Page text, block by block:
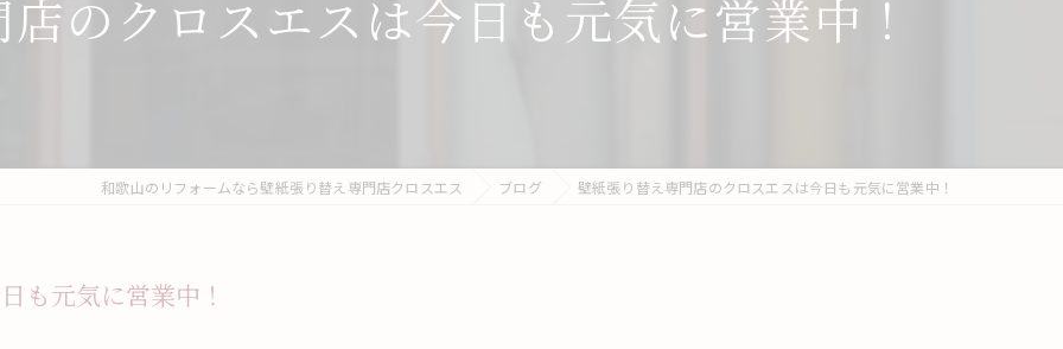
インテリア
のクロスエスは今日も元気に営業中！
和歌山のリフォームなら壁紙張り替え専門店クロスエス ブログ 壁紙張り替え専門店のクロスエスは今日も元気に営業中！
も元気に営業中！